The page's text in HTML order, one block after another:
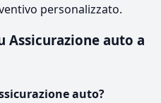
personalizzato.
Assicurazione auto a
auto?